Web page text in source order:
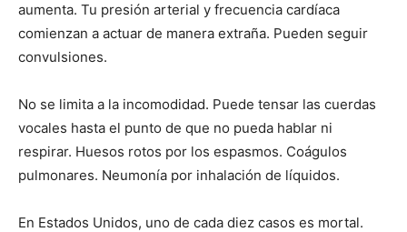
aumenta. Tu presión arterial y frecuencia cardíaca
comienzan a actuar de manera extraña. Pueden seguir
convulsiones.
No se limita a la incomodidad. Puede tensar las cuerdas
vocales hasta el punto de que no pueda hablar ni
respirar. Huesos rotos por los espasmos. Coágulos
pulmonares. Neumonía por inhalación de líquidos.
En Estados Unidos, uno de cada diez casos es mortal.